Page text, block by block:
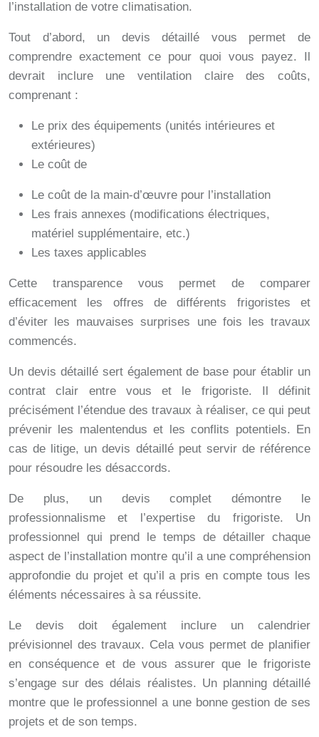
l’installation de votre climatisation.
Tout d’abord, un devis détaillé vous permet de
comprendre exactement ce pour quoi vous payez. Il
devrait inclure une ventilation claire des coûts,
comprenant :
Le prix des équipements (unités intérieures et
extérieures)
Le coût de
Le coût de la main-d’œuvre pour l’installation
Les frais annexes (modifications électriques,
matériel supplémentaire, etc.)
Les taxes applicables
Cette transparence vous permet de comparer
efficacement les offres de différents frigoristes et
d’éviter les mauvaises surprises une fois les travaux
commencés.
Un devis détaillé sert également de base pour établir un
contrat clair entre vous et le frigoriste. Il définit
précisément l’étendue des travaux à réaliser, ce qui peut
prévenir les malentendus et les conflits potentiels. En
cas de litige, un devis détaillé peut servir de référence
pour résoudre les désaccords.
De plus, un devis complet démontre le
professionnalisme et l’expertise du frigoriste. Un
professionnel qui prend le temps de détailler chaque
aspect de l’installation montre qu’il a une compréhension
approfondie du projet et qu’il a pris en compte tous les
éléments nécessaires à sa réussite.
Le devis doit également inclure un calendrier
prévisionnel des travaux. Cela vous permet de planifier
en conséquence et de vous assurer que le frigoriste
s’engage sur des délais réalistes. Un planning détaillé
montre que le professionnel a une bonne gestion de ses
projets et de son temps.